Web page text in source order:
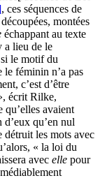
, ces séquences de
montées
échappant au texte
a lieu de le
le motif du
le féminin n’a pas
c’est d’être
écrit Rilke,
qu’elles avaient
qu’en nul
les mots avec
« la loi du
avec elle pour